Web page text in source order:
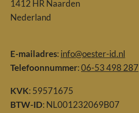
1412 HR Naarden
Nederland
E-mailadres: info@oester-id.nl
Telefoonnummer:06-53 498 287
KVK: 59571675
BTW-ID: NL001232069B07